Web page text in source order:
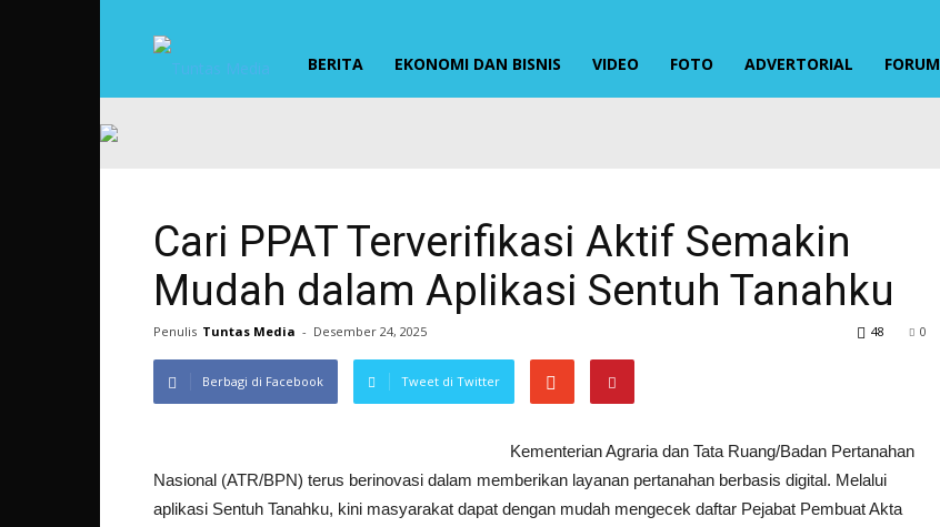
TUNTAS
BERITA EKONOMI DAN BISNIS VIDEO FOTO ADVERTORIAL FORUM
Cari PPAT Terverifikasi Aktif Semakin
Mudah dalam Aplikasi Sentuh Tanahku
Penulis Tuntas Media - Desember 24, 2025 0
48
Berbagi di Facebook Tweet di Twitter
Kementerian Agraria dan Tata Ruang/Badan Pertanahan
Nasional (ATR/BPN) terus berinovasi dalam memberikan layanan pertanahan berbasis digital. Melalui
aplikasi Sentuh Tanahku, kini masyarakat dapat dengan mudah mengecek daftar Pejabat Pembuat Akta